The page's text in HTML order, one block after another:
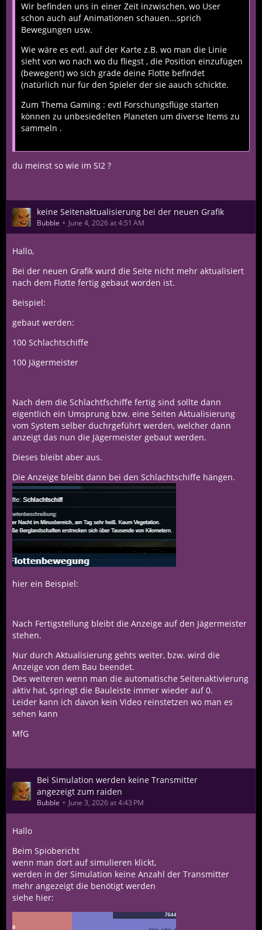
Wir befinden uns in einer Zeit inzwischen, wo User
schon auch auf Animationen schauen...sprich
Bewegungen usw.
Wie wäre es evtl. auf der Karte z.B. wo man die Linie
sieht von wo nach wo du fliegst , die Position einzufügen
(bewegent) wo sich grade deine Flotte befindet
(natürlich nur für den Spieler der sie aauch schickte.
Zum Thema Gaming : evtl Forschungsflüge starten
können zu unbesiedelten Planeten um diverse Items zu
sammeln .
du meinst so wie im SI2 ?
keine Seitenaktualisierung bei der neuen Grafik
Bubble June 4, 2026 at 4:51 AM
Hallo,
Bei der neuen Grafik wurd die Seite nicht mehr aktualisiert
nach dem Flotte fertig gebaut worden ist.
Beispiel:
gebaut werden:
100 Schlachtschiffe
100 Jägermeister
Nach dem die Schlachtfschiffe fertig sind sollte dann
eigentlich ein Umsprung bzw. eine Seiten Aktualisierung
vom System selber duchrgeführt werden, welcher dann
anzeigt das nun die Jägermeister gebaut werden.
Dieses bleibt aber aus.
Die Anzeige bleibt dann bei den Schlachtschiffe hängen.
hier ein Beispiel:
Nach Fertigstellung bleibt die Anzeige auf den Jägermeister
stehen.
Nur durch Aktualisierung gehts weiter, bzw. wird die
Anzeige von dem Bau beendet.
Des weiteren wenn man die automatische Seitenaktivierung
aktiv hat, springt die Bauleiste immer wieder auf 0.
Leider kann ich davon kein Video reinstetzen wo man es
sehen kann
MfG
Bei Simulation werden keine Transmitter
angezeigt zum raiden
Bubble June 3, 2026 at 4:43 PM
Hallo
Beim Spiobericht
wenn man dort auf simulieren klickt,
werden in der Simulation keine Anzahl der Transmitter
mehr angezeigt die benötigt werden
siehe hier: